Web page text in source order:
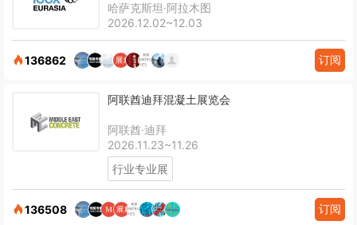
哈萨克斯坦·阿拉木图
2026.12.02~12.03
136862 订阅
阿联酋迪拜混凝土展览会
阿联酋·迪拜
2026.11.23~11.26
行业专业展
136508 订阅